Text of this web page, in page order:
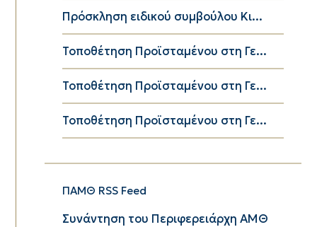
Πρόσκληση ειδικού συμβούλου Κι...
Τοποθέτηση Προϊσταμένου στη Γε...
Τοποθέτηση Προϊσταμένου στη Γε...
Τοποθέτηση Προϊσταμένου στη Γε...
ΠΑΜΘ RSS Feed
Συνάντηση του Περιφερειάρχη ΑΜΘ